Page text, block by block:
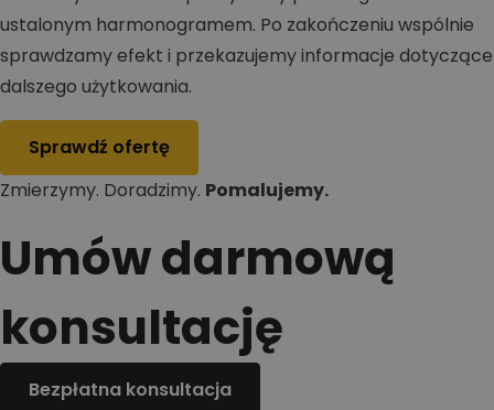
ustalonym harmonogramem. Po zakończeniu wspólnie
sprawdzamy efekt i przekazujemy informacje dotyczące
dalszego użytkowania.
Sprawdź ofertę
Zmierzymy. Doradzimy. Pomalujemy.
Umów darmową
konsultację
Bezpłatna konsultacja